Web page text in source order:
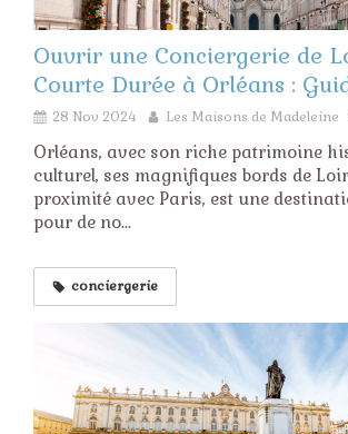
Ouvrir une Conciergerie de
Courte Durée à Orléans :
28 Nov 2024 Les Maisons de Madeleine
Orléans, avec son riche patrimoine
culturel, ses magnifiques bords de
proximité avec Paris, est une
pour de no...
conciergerie